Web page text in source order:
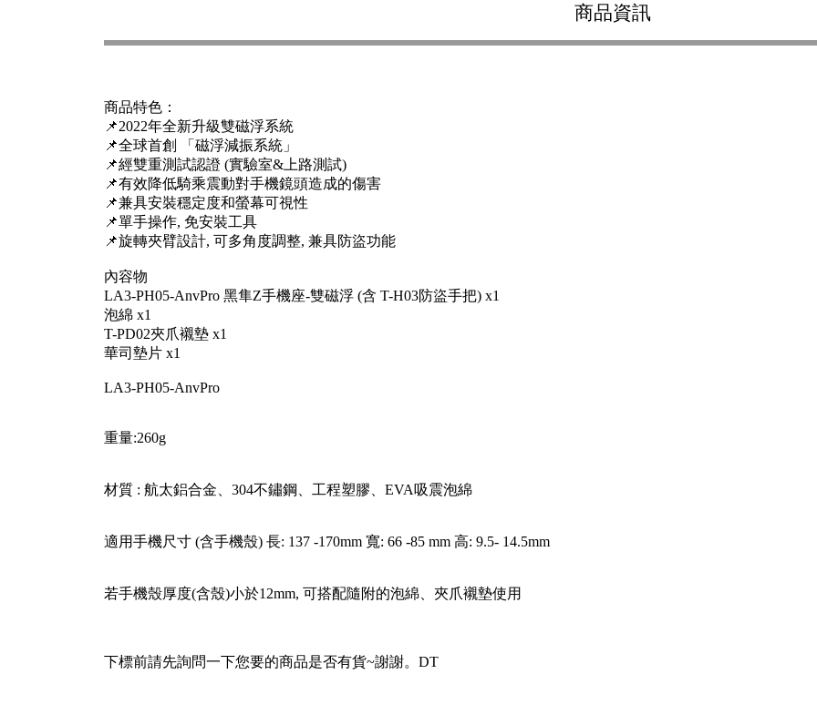
商品資訊
商品特色：
📌2022年全新升級雙磁浮系統
📌全球首創 「磁浮減振系統」
📌經雙重測試認證 (實驗室&上路測試)
📌有效降低騎乘震動對手機鏡頭造成的傷害
📌兼具安裝穩定度和螢幕可視性
📌單手操作, 免安裝工具
📌旋轉夾臂設計, 可多角度調整, 兼具防盜功能
內容物
LA3-PH05-AnvPro 黑隼Z手機座-雙磁浮 (含 T-H03防盜手把) x1
泡綿 x1
T-PD02夾爪襯墊 x1
華司墊片 x1
LA3-PH05-AnvPro
重量:260g
材質 : 航太鋁合金、304不鏽鋼、工程塑膠、EVA吸震泡綿
適用手機尺寸 (含手機殼) 長: 137 -170mm 寬: 66 -85 mm 高: 9.5- 14.5mm
若手機殼厚度(含殼)小於12mm, 可搭配隨附的泡綿、夾爪襯墊使用
下標前請先詢問一下您要的商品是否有貨~謝謝。DT